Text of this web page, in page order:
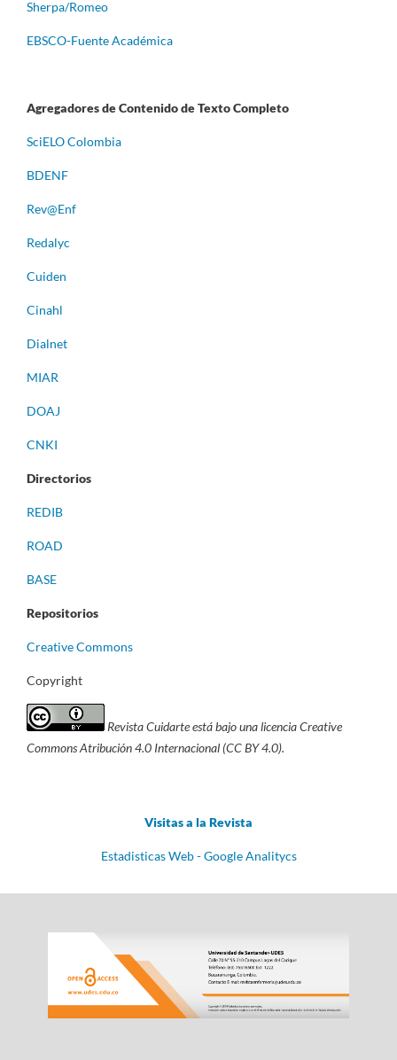
Sherpa/Romeo
EBSCO-Fuente Académica
Agregadores de Contenido de Texto Completo
SciELO Colombia
BDENF
Rev@Enf
Redalyc
Cuiden
Cinahl
Dialnet
MIAR
DOAJ
CNKI
Directorios
REDIB
ROAD
BASE
Repositorios
Creative Commons
Copyright
Revista Cuidarte está bajo una licencia Creative
Commons Atribución 4.0 Internacional (CC BY 4.0).
Visitas a la Revista
Estadisticas Web - Google Analitycs